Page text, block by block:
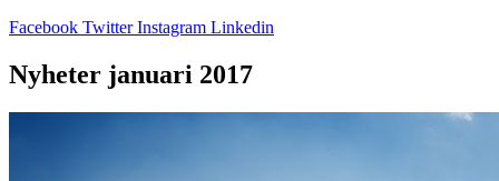
Facebook Twitter Instagram Linkedin
Nyheter januari 2017